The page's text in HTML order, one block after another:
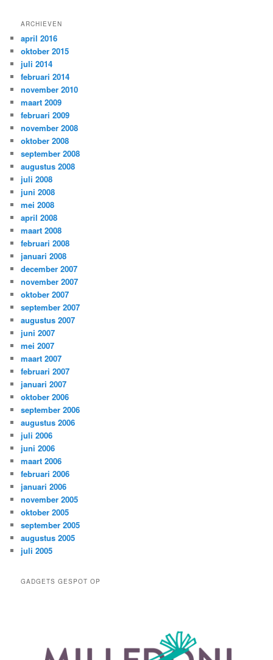
ARCHIEVEN
april 2016
oktober 2015
juli 2014
februari 2014
november 2010
maart 2009
februari 2009
november 2008
oktober 2008
september 2008
augustus 2008
juli 2008
juni 2008
mei 2008
april 2008
maart 2008
februari 2008
januari 2008
december 2007
november 2007
oktober 2007
september 2007
augustus 2007
juni 2007
mei 2007
maart 2007
februari 2007
januari 2007
oktober 2006
september 2006
augustus 2006
juli 2006
juni 2006
maart 2006
februari 2006
januari 2006
november 2005
oktober 2005
september 2005
augustus 2005
juli 2005
GADGETS GESPOT OP